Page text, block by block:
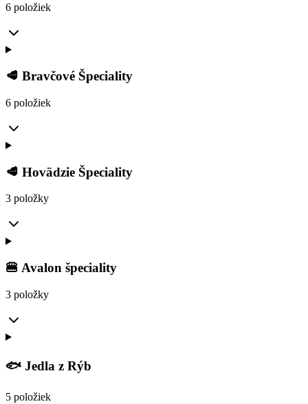
6 položiek
🥩 Bravčové Špeciality
6 položiek
🥩 Hovädzie Špeciality
3 položky
🍔 Avalon špeciality
3 položky
🐟 Jedla z Rýb
5 položiek